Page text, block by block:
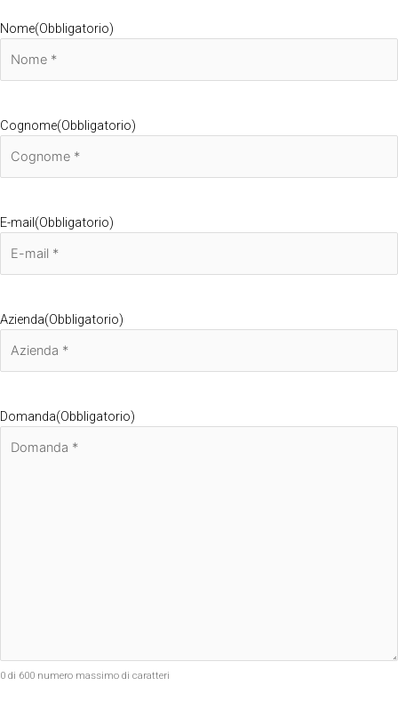
Nome(Obbligatorio)
Cognome(Obbligatorio)
E-mail(Obbligatorio)
Azienda(Obbligatorio)
Domanda(Obbligatorio)
0 di 600 numero massimo di caratteri